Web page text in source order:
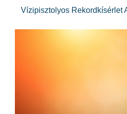
Vízipisztolyos Rekordkísérlet